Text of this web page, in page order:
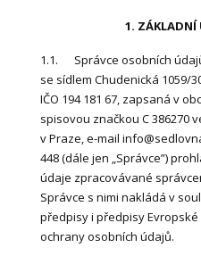
1. ZÁKLADNÍ
1.1. Správce osobních
se sídlem Chudenická 1059/
IČO 194 181 67, zapsaná v
spisovou značkou C 386270
v Praze, e-mail
448 (dále jen „Správce”)
údaje zpracovávané
Správce s nimi nakládá v
předpisy i předpisy
ochrany osobních údajů.